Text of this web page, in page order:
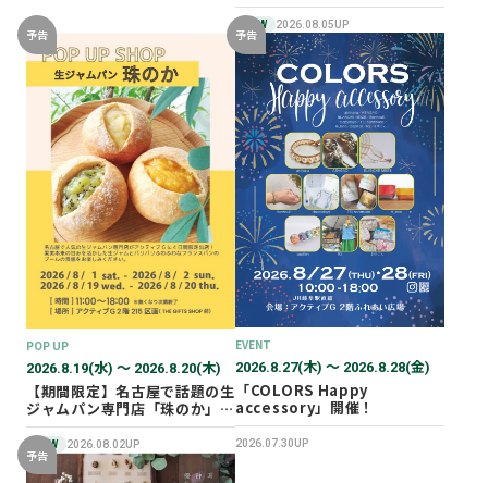
NEW 2026.08.05UP
予告
POP UP
2026.8.19(水) 〜 2026.8.20(木)
【期間限定】名古屋で話題の生
ジャムパン専門店「珠のか」
POP UP SHOP
NEW 2026.08.02UP
予告
EVENT
2026.8.27(木) 〜 2026.8.28(金)
「COLORS Happy
accessory」開催！
2026.07.30UP
予告